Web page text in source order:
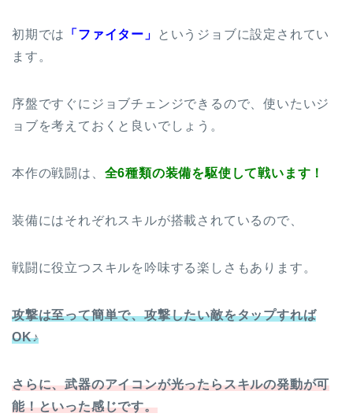
初期では 「ファイター」
というジョブに設定されてい
ます。
序盤ですぐにジョブチェンジできるので、使いたいジ
ョブを考えておくと良いでしょう。
本作の戦闘は、 全6種類の装備を駆使して戦います！
装備にはそれぞれスキルが搭載されているので、
戦闘に役立つスキルを吟味する楽しさもあります。
攻撃は至って簡単で、攻撃したい敵をタップすれば
OK♪
さらに、武器のアイコンが光ったらスキルの発動が可
能！といった感じです。